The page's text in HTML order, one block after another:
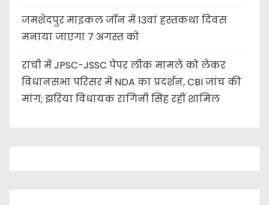
जमशेदपुर माइकल जॉन में 13वां हस्तकथा दिवस
मनाया जाएगा 7 अगस्त को
रांची में JPSC-JSSC पेपर लीक मामले को लेकर
विधानसभा परिसर में NDA का प्रदर्शन, CBI जांच की
मांग; झरिया विधायक रागिनी सिंह रहीं शामिल